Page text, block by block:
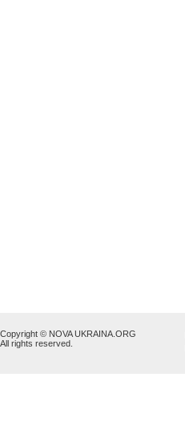
Copyright © NOVA UKRAINA.ORG
All rights reserved.